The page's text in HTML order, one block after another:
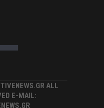
ALL
E-MAIL: